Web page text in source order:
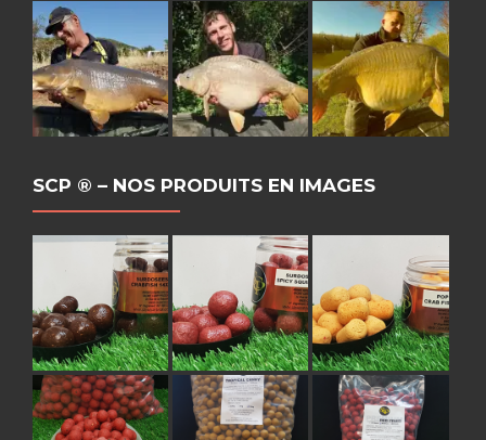
SCP ® – NOS PRODUITS EN IMAGES